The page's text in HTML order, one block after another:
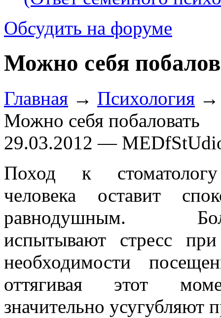
Обсудить на форуме
Можно себя
Главная → Психология
Можно себя побаловать
29.03.2012 —
Поход к
человека оставит
равнодушным.
испытывают стресс
необходимости
оттягивая этот
значительно усугубляют